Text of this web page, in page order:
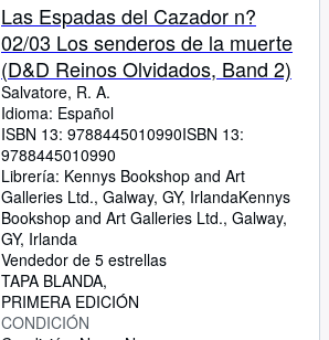
Las Espadas del Cazador n?
02/03 Los senderos de la muerte
(D&D Reinos Olvidados, Band 2)
Salvatore, R. A.
Idioma: Español
ISBN 13: 9788445010990ISBN 13:
9788445010990
Librería: Kennys Bookshop and Art
Galleries Ltd., Galway, GY, IrlandaKennys
Bookshop and Art Galleries Ltd., Galway,
GY, Irlanda
Vendedor de 5 estrellas
TAPA BLANDA
PRIMERA EDICIÓN
CONDICIÓN